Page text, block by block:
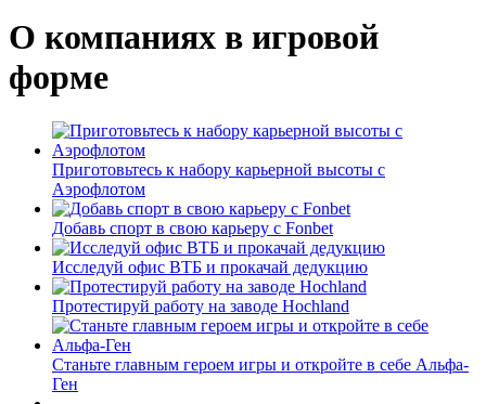
О компаниях в игровой
форме
Приготовьтесь к набору карьерной высоты с
Аэрофлотом
Добавь спорт в свою карьеру с Fonbet
Исследуй офис ВТБ и прокачай дедукцию
Протестируй работу на заводе Hochland
Станьте главным героем игры и откройте в себе Альфа-
Ген